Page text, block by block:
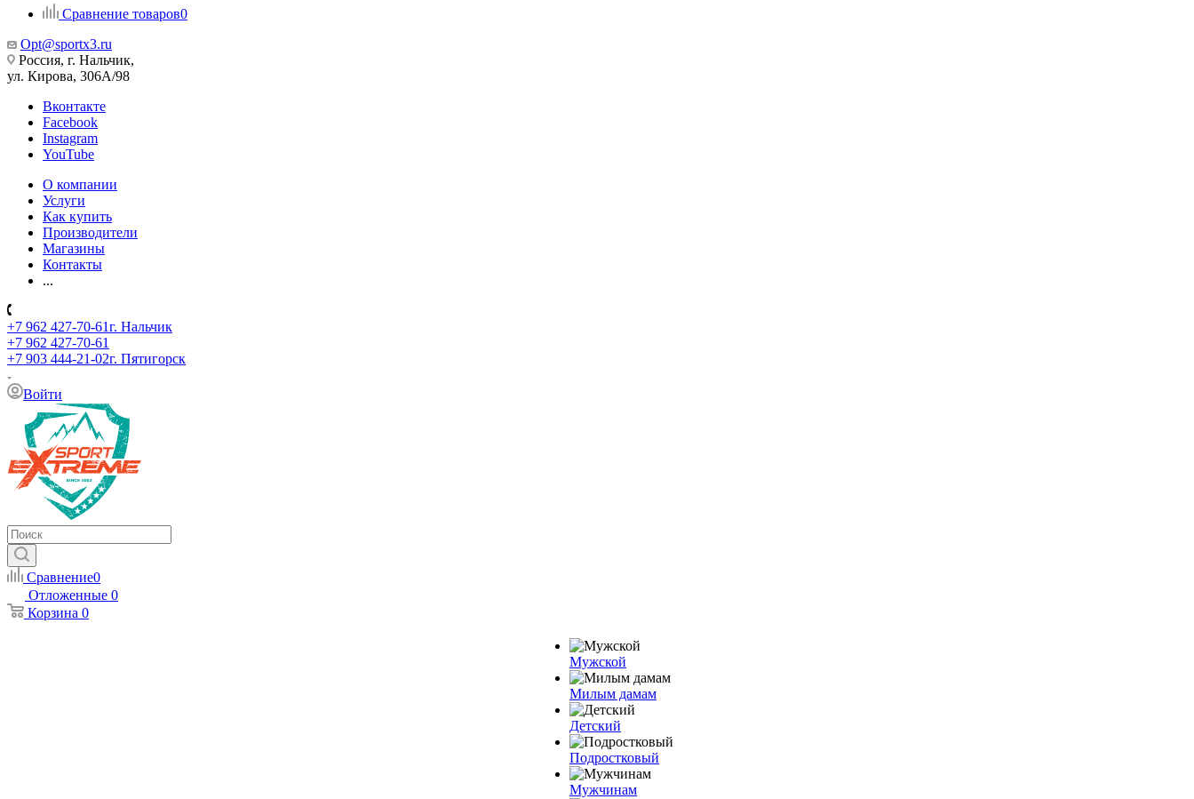
Сравнение товаров0
Opt@sportx3.ru
Россия, г. Нальчик,
ул. Кирова, 306А/98
Вконтакте
Facebook
Instagram
YouTube
О компании
Услуги
Как купить
Производители
Магазины
Контакты
...
+7 962 427-70-61г. Нальчик
+7 962 427-70-61
+7 903 444-21-02г. Пятигорск
Войти
Сравнение0
Отложенные 0
Корзина 0
Мужской
Милым дамам
Детский
Подростковый
Мужчинам